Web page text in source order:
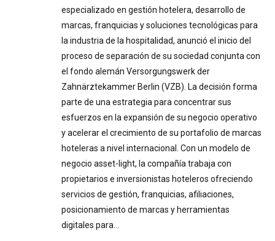
especializado en gestión hotelera, desarrollo de
marcas, franquicias y soluciones tecnológicas para
la industria de la hospitalidad, anunció el inicio del
proceso de separación de su sociedad conjunta con
el fondo alemán Versorgungswerk der
Zahnärztekammer Berlin (VZB). La decisión forma
parte de una estrategia para concentrar sus
esfuerzos en la expansión de su negocio operativo
y acelerar el crecimiento de su portafolio de marcas
hoteleras a nivel internacional. Con un modelo de
negocio asset-light, la compañía trabaja con
propietarios e inversionistas hoteleros ofreciendo
servicios de gestión, franquicias, afiliaciones,
posicionamiento de marcas y herramientas
digitales para…